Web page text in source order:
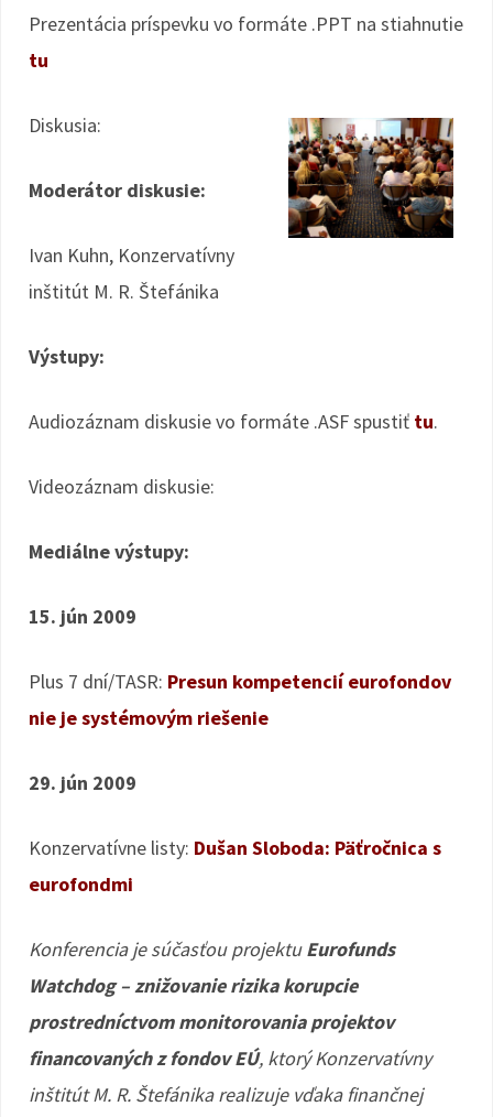
Prezentácia príspevku vo formáte .PPT na stiahnutie
tu
Diskusia:
Moderátor diskusie:
Ivan Kuhn, Konzervatívny
inštitút M. R. Štefánika
Výstupy:
Audiozáznam diskusie vo formáte .ASF spustiť tu.
Videozáznam diskusie:
Mediálne výstupy:
15. jún 2009
Plus 7 dní/TASR: Presun kompetencií eurofondov
nie je systémovým riešenie
29. jún 2009
Konzervatívne listy: Dušan Sloboda: Päťročnica s
eurofondmi
Konferencia je súčasťou projektuEurofunds
Watchdog – znižovanie rizika korupcie
prostredníctvom monitorovania projektov
financovaných z fondov EÚ, ktorý Konzervatívny
inštitút M. R. Štefánika realizuje vďaka finančnej